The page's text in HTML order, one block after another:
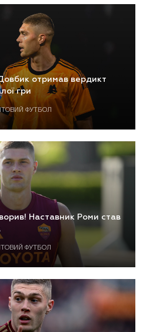
отримав вердикт
гри
ФУТБОЛ
Наставник Роми став
ФУТБОЛ